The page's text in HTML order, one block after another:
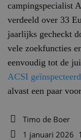
campingspecialist
verdeeld over 33
jaarlijks gecheckt
vele zoekfuncties
eenvoudig tot de
ACSI
alvast een paar
Auteur
Timo de Boer
1 januari 2026